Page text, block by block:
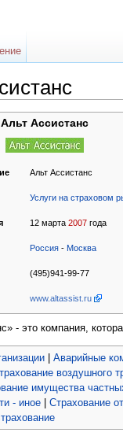
Альт Ассистанс
Альт Ассистанс
Услуги на страховом
12 марта 2007года
Россия- Москва
(495)941-99-77
www.altassist.ru
- это компания,
Аварийные
воздушного
имущества
- иное
Страхование